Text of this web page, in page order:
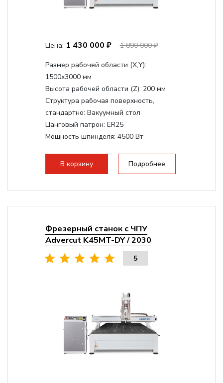
Цена: 1 430 000 ₽ 1 890 000 ₽
Размер рабочей области (Х,Y):
1500x3000 мм
Высота рабочей области (Z): 200 мм
Структура рабочая поверхность,
стандартно: Вакуумный стол
Цанговый патрон: ER25
Мощность шпинделя: 4500 Вт
Мощность инвертора:
10500 Вт
В корзину Подробнее
Фрезерный станок с ЧПУ
Advercut K45MT-DY / 2030
5